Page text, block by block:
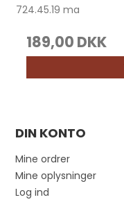
724.45.19 ma
189,00 DKK
DIN KONTO
Mine ordrer
Mine oplysninger
Log ind